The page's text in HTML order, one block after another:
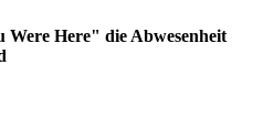
Here" die Abwesenheit